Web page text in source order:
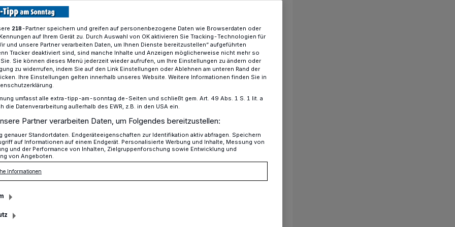
bessere Schulen in Krefeld
Schulen
hat begonnen. Für die i-Dötzchen sogar
Überblick über die aktuelle Lage der
218-Partner speichern und greifen auf personenbezogene Daten wie Browserdaten oder
auf Ihrem Gerät zu. Durch Auswahl von OK aktivieren Sie Tracking-Technologien für
und unsere Partner verarbeiten Daten, um Ihnen Dienste bereitzustellen“ aufgeführten
Tracker deaktiviert sind, sind manche Inhalte und Anzeigen möglicherweise nicht mehr so
Sie können dieses Menü jederzeit wieder aufrufen, um Ihre Einstellungen zu ändern oder
zu widerrufen, indem Sie auf den Link Einstellungen oder Ablehnen am unteren Rand der
Ihre Einstellungen gelten innerhalb unseres Website. Weitere Informationen finden Sie in
umfasst alle extra-tipp-am-sonntag.de-Seiten und schließt gem. Art. 49 Abs. 1 S. 1 lit. a
die Datenverarbeitung außerhalb des EWR, z.B. in den USA ein.
Partner verarbeiten Daten, um Folgendes bereitzustellen:
genauer Standortdaten. Endgeräteeigenschaften zur Identifikation aktiv abfragen. Speichern
auf Informationen auf einem Endgerät. Personalisierte Werbung und Inhalte, Messung von
und der Performance von Inhalten, Zielgruppenforschung sowie Entwicklung und
von Angeboten.
Informationen